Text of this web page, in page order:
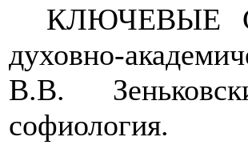
КЛЮЧЕВЫЕ
духовно-
В.В.
софиология.